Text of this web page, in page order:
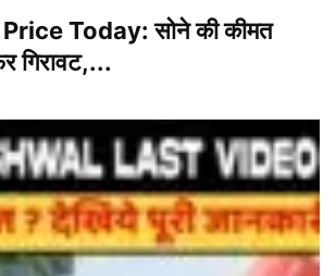
Today: सोने की कीमत
गिरावट,...